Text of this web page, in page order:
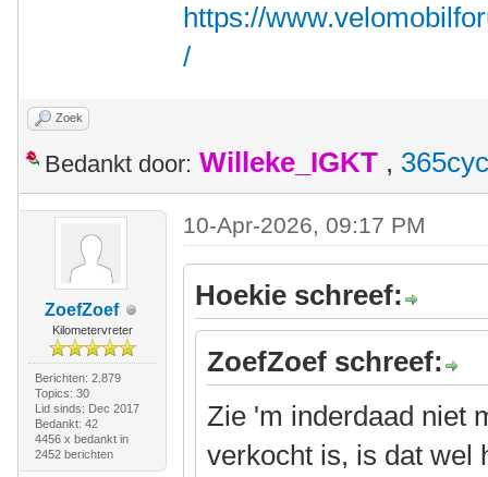
https://
/
Zoek
Bedankt door: Willeke_IGKT ,
ZoefZoef
Kilometervreter
Berichten: 2.879
Topics: 30
Lid sinds: Dec 2017
Bedankt: 42
4456 x bedankt in
2452 berichten
10-Apr-2026, 09:17 PM
Hoekie schreef:
ZoefZoef schreef:
Zie 'm inderdaad niet
verkocht is, is dat wel